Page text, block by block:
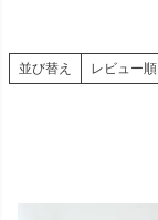
並び替え レビュー順